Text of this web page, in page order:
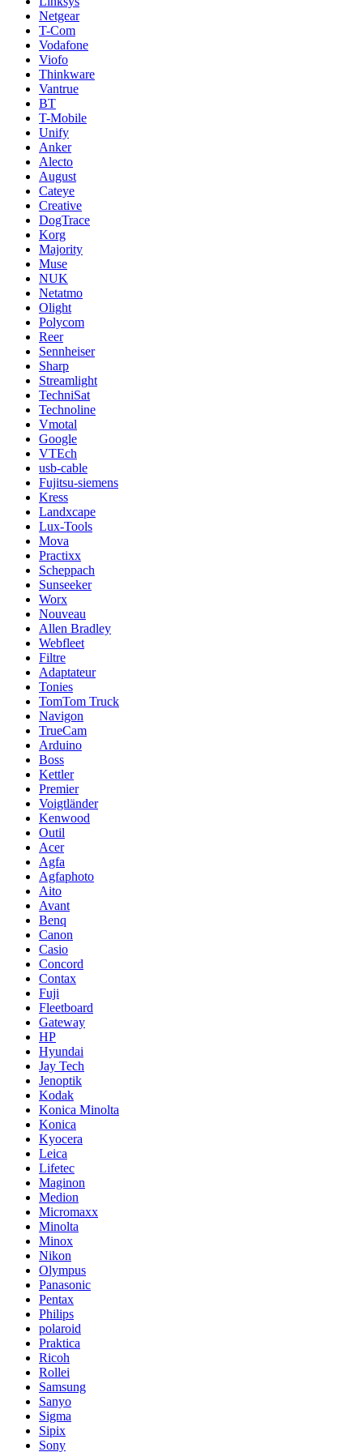
Netgear
T-Com
Vodafone
Viofo
Thinkware
Vantrue
BT
T-Mobile
Unify
Anker
Alecto
August
Cateye
Creative
DogTrace
Korg
Majority
Muse
NUK
Netatmo
Olight
Polycom
Reer
Sennheiser
Sharp
Streamlight
TechniSat
Technoline
Vmotal
Google
VTEch
usb-cable
Fujitsu-siemens
Kress
Landxcape
Lux-Tools
Mova
Practixx
Scheppach
Sunseeker
Worx
Nouveau
Allen Bradley
Webfleet
Filtre
Adaptateur
Tonies
TomTom Truck
Navigon
TrueCam
Arduino
Boss
Kettler
Premier
Voigtländer
Kenwood
Outil
Acer
Agfa
Agfaphoto
Aito
Avant
Benq
Canon
Casio
Concord
Contax
Fuji
Fleetboard
Gateway
HP
Hyundai
Jay Tech
Jenoptik
Kodak
Konica Minolta
Konica
Kyocera
Leica
Lifetec
Maginon
Medion
Micromaxx
Minolta
Minox
Nikon
Olympus
Panasonic
Pentax
Philips
polaroid
Praktica
Ricoh
Rollei
Samsung
Sanyo
Sigma
Sipix
Sony